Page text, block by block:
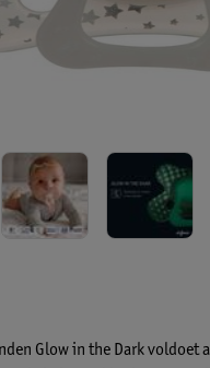
Glow in the Dark voldoet